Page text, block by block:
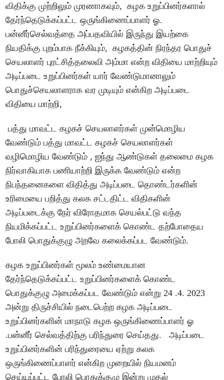
விதிக்கு முற்றிலும் முரணாகவும், கழக உறுப்பினர்களால்
தேர்ந்தெடுக்கப்பட்ட ஒருங்கிணைப்பாளர் ஓ.
பன்னீர்செல்வத்தை அப்பதவியில் இருந்து இயற்கை
நியதிக்கு புறம்பாக நீக்கியும், கழகத்தின் நிரந்தர பொதுச்
செயலாளர் புரட்சித்தலைவி அம்மா என்ற விதியை மாற்றியும்
அடிப்படை உறுப்பினர்கள் யார் வேண்டுமானாலும்
பொதுச்செயலாளராக வர முடியும் என்கிற அடிப்படை
விதியை மாற்றி,
பத்து மாவட்ட கழகச் செயலாளர்கள் முன்மொழிய
வேண்டும் பத்து மாவட்ட கழகச் செயலாளர்கள்
வழிமொழிய வேண்டும் , ஐந்து ஆண்டுகள் தலைமை கழக
நிர்வாகியாக பணியாற்றி இருக்க வேண்டும் என்ற
நிபந்தனைகளை விதித்து அடிப்படை தொண்டர்களின்
உரிமையை பறித்து கலக சட்டதிட்ட விதிகளின்
அடிப்படைக்கு நேர் விரோதமாக செயல்பட்டு வந்த
நியமிக்கப்பட்ட உறுப்பினர்களைக் கொண்ட தற்போதைய
போலி பொதுக்குழு அறவே கலைக்கப்பட வேண்டும்.
கழக உறுப்பினர்கள் மூலம் உண்மையான
தேர்ந்தெடுக்கப்பட்ட உறுப்பினர்களைக் கொண்ட
பொதுக்குழு அமைக்கப்பட வேண்டும் என்று 24 .4. 2023
அன்று திருச்சியில் நடைபெற்ற கழக அடிப்படை
உறுப்பினர்களின் மாநாடு கழக ஒருங்கிணைப்பாளர் ஓ
.பன்னீர் செல்வத்திற்கு பரிந்துரை செய்தது. அடிப்படை
உறுப்பினர்களின் பரிந்துரையை ஏற்று கலக
ஒருங்கிணைப்பாளர் என்கிற முறையில் நியமனம்
செய்யப்பட்ட போலி பொதுக்குழு இன்று முதல்